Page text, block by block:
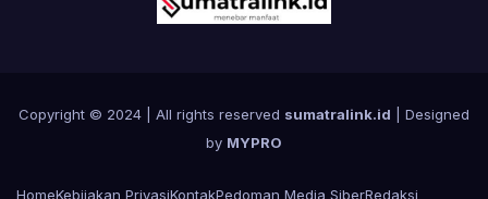
Copyright © 2024 | All rights reserved sumatralink.id | Designed
by MYPRO
HomeKebijakan PrivasiKontakPedoman Media SiberRedaksi